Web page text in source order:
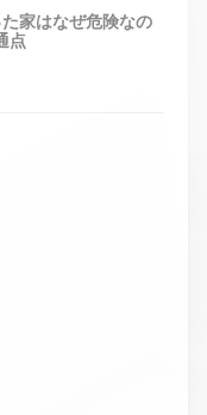
家はなぜ危険なの
点